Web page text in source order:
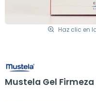
Haz clic en
Mustela Gel Firmeza